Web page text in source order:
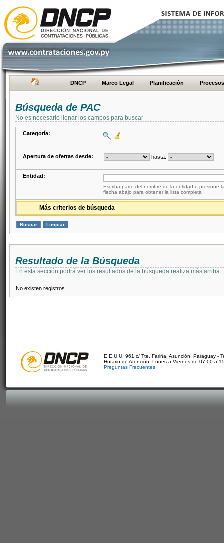
DNCP Marco Legal Planificación Procesos
Búsqueda de PAC
No es necesario llenar los campos para buscar
Categoría:
Apertura de ofertas desde: hasta:
Entidad:
Escriba parte del nombre de la entidad o presione
flecha abajo para obtener la lista completa
Más criterios de búsqueda
Resultado de la Búsqueda
En esta sección podrá ver los resultados de la búsqueda realiza más arriba
No existen registros.
E.E.U.U. 961 c/ Tte. Fariña. Asunción, Paraguay -
Horario de Atención: Lunes a Viernes de 07:00 a
Preguntas Frecuentes